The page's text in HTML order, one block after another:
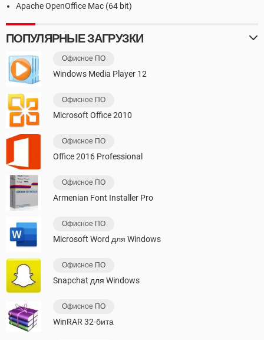
Apache OpenOffice Mac (64 bit)
ПОПУЛЯРНЫЕ ЗАГРУЗКИ
Офисное ПО
Windows Media Player 12
Офисное ПО
Microsoft Office 2010
Офисное ПО
Office 2016 Professional
Офисное ПО
Armenian Font Installer Pro
Офисное ПО
Microsoft Word для Windows
Офисное ПО
Snapchat для Windows
Офисное ПО
WinRAR 32-бита